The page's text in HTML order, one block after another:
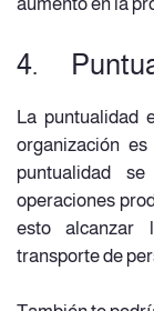
4.
La puntualidad
organización
puntualidad
operaciones
esto alcanzar
transporte de